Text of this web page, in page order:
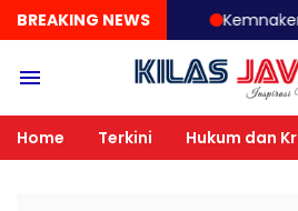
BREAKING NEWSKemnaker
Home Terkini Hukum dan